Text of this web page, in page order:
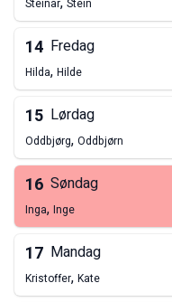
Steinar Stein
14 Fredag
Hilda, Hilde
15 Lørdag
Oddbjørg, Oddbjørn
16 Søndag
Inga, Inge
17 Mandag
Kristoffer, Kate